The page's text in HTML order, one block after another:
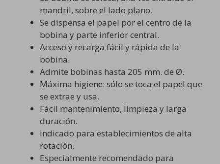
mandril, sobre el lado plano.
Se dispensa el papel por el centro de la
bobina y parte inferior central.
Acceso y recarga fácil y rápida de la
bobina.
Admite bobinas hasta 205 mm. de Ø.
Máxima higiene: sólo se toca el papel que
se extrae y usa.
Fácil mantenimiento, limpieza y larga
duración.
Indicado para establecimientos de alta
rotación.
Especialmente recomendado para